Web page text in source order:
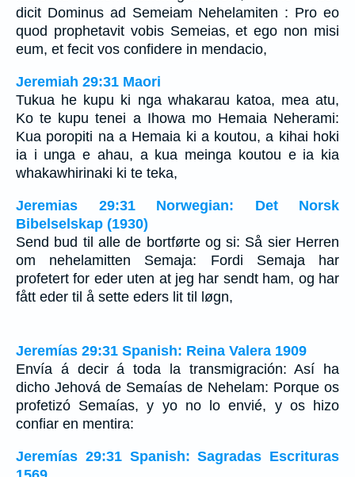
dicit Dominus ad Semeiam Nehelamiten : Pro eo
quod prophetavit vobis Semeias, et ego non misi
eum, et fecit vos confidere in mendacio,
Jeremiah 29:31 Maori
Tukua he kupu ki nga whakarau katoa, mea atu,
Ko te kupu tenei a Ihowa mo Hemaia Neherami:
Kua poropiti na a Hemaia ki a koutou, a kihai hoki
ia i unga e ahau, a kua meinga koutou e ia kia
whakawhirinaki ki te teka,
Jeremias 29:31 Norwegian: Det Norsk
Bibelselskap (1930)
Send bud til alle de bortførte og si: Så sier Herren
om nehelamitten Semaja: Fordi Semaja har
profetert for eder uten at jeg har sendt ham, og har
fått eder til å sette eders lit til løgn,
Jeremías 29:31 Spanish: Reina Valera 1909
Envía á decir á toda la transmigración: Así ha
dicho Jehová de Semaías de Nehelam: Porque os
profetizó Semaías, y yo no lo envié, y os hizo
confiar en mentira:
Jeremías 29:31 Spanish: Sagradas Escrituras